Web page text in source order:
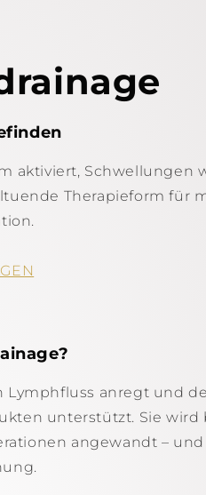
aktiviert, Schwellungen
Therapieform für
Lymphfluss anregt und
unterstützt. Sie wird
angewandt –